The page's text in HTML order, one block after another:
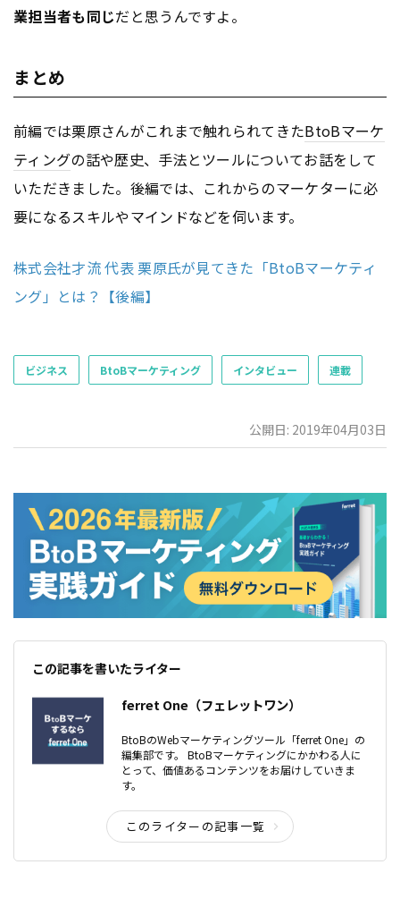
業担当者も同じだと思うんですよ。
まとめ
前編では栗原さんがこれまで触れられてきたBtoBマーケ
ティングの話や歴史、手法とツールについてお話をして
いただきました。後編では、これからのマーケターに必
要になるスキルやマインドなどを伺います。
株式会社才流 代表 栗原氏が見てきた「BtoBマーケティ
ング」とは？【後編】
ビジネス BtoBマーケティング インタビュー 連載
公開日: 2019年04月03日
この記事を書いたライター
ferret One（フェレットワン）
BtoBのWebマーケティングツール「ferret One」の
編集部です。 BtoBマーケティングにかかわる人に
とって、価値あるコンテンツをお届けしていきま
す。
このライターの記事一覧